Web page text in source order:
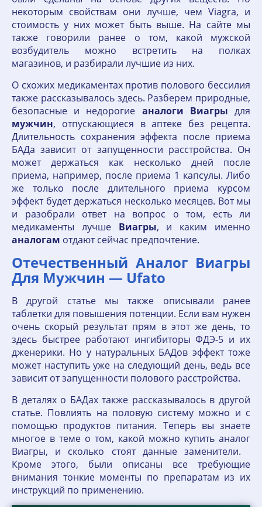
некоторым свойствам они лучше, чем Viagra, и
стоимость у них может быть выше. На сайте мы
также говорили ранее о том, какой мужской
возбудитель можно встретить на полках
магазинов, и разбирали лучшие из них.
О схожих медикаментах против полового бессилия
также рассказывалось здесь. Разберем природные,
безопасные и недорогие аналоги Виагры для
мужчин, отпускающиеся в аптеке без рецепта.
Длительность сохранения эффекта после приема
БАДа зависит от запущенности расстройства. Он
может держаться как несколько дней после
приема, например, после приема 1 капсулы. Либо
же только после длительного приема курсом
эффект будет держаться несколько месяцев. Вот мы
и разобрали ответ на вопрос о том, есть ли
медикаменты лучше Виагры, и каким именно
аналогам отдают сейчас предпочтение.
Отечественный Аналог Виагры
Для Мужчин — Ufato
В другой статье мы также описывали ранее
таблетки для повышения потенции. Если вам нужен
очень скорый результат прям в этот же день, то
здесь быстрее работают ингибиторы ФДЭ-5 и их
дженерики. Но у натуральных БАДов эффект тоже
может наступить уже на следующий день, ведь все
зависит от запущенности полового расстройства.
В деталях о БАДах также рассказывалось в другой
статье. Повлиять на половую систему можно и с
помощью продуктов питания. Теперь вы знаете
многое в теме о том, какой можно купить аналог
Виагры, и сколько стоят данные заменители.
Кроме этого, были описаны все требующие
внимания тонкие моменты по препаратам из их
инструкций по применению.